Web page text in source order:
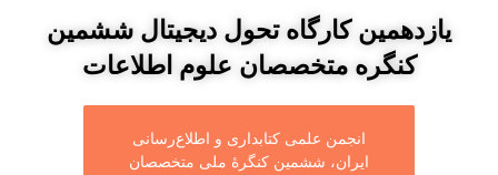
یازدهمین کارگاه تحول دیجیتال ششمین
کنگره متخصصان علوم اطلاعات
انجمن علمی کتابداری و اطلاع‌رسانی
ایران، ششمین کنگرۀ ملی متخصصان